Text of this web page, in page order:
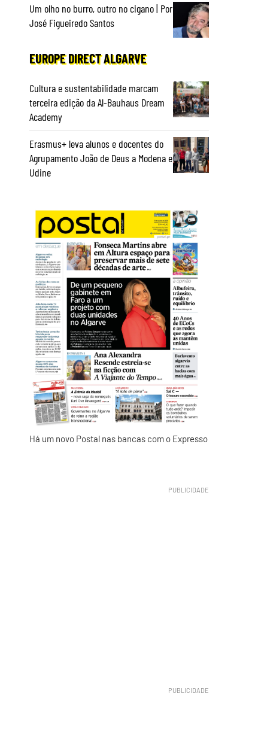
Um olho no burro, outro no cigano | Por
José Figueiredo Santos
EUROPE DIRECT ALGARVE
Cultura e sustentabilidade marcam
terceira edição da Al-Bauhaus Dream
Academy
Erasmus+ leva alunos e docentes do
Agrupamento João de Deus a Modena e
Udine
Há um novo Postal nas bancas com o Expresso